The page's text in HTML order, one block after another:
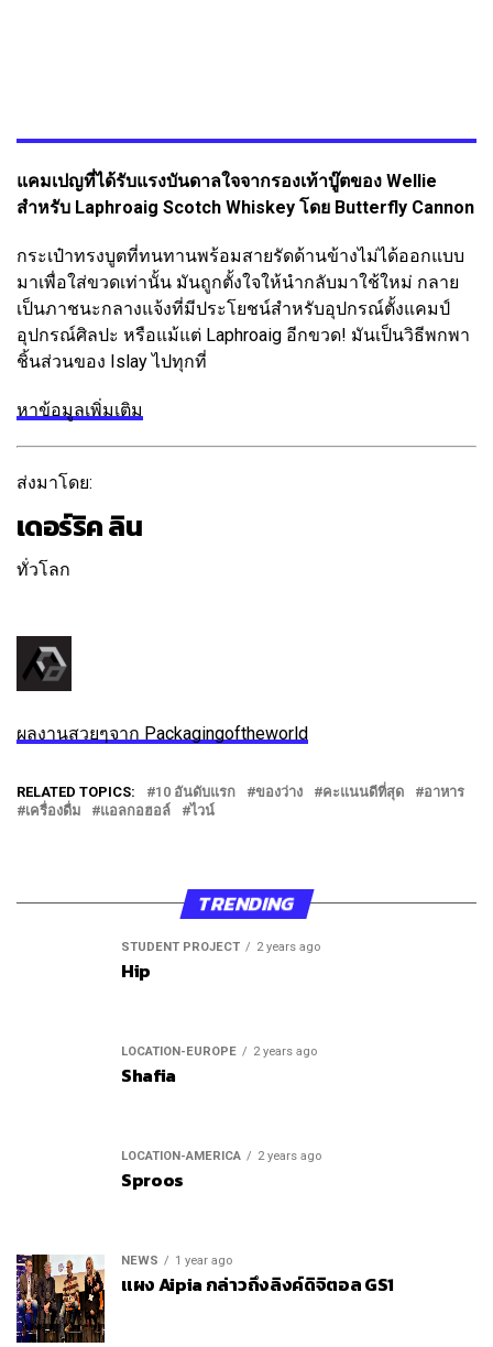
แคมเปญที่ได้รับแรงบันดาลใจจากรองเท้าบู๊ตของ Wellie
สำหรับ Laphroaig Scotch Whiskey โดย Butterfly Cannon
กระเป๋าทรงบูตที่ทนทานพร้อมสายรัดด้านข้างไม่ได้ออกแบบ
มาเพื่อใส่ขวดเท่านั้น มันถูกตั้งใจให้นำกลับมาใช้ใหม่ กลาย
เป็นภาชนะกลางแจ้งที่มีประโยชน์สำหรับอุปกรณ์ตั้งแคมป์
อุปกรณ์ศิลปะ หรือแม้แต่ Laphroaig อีกขวด! มันเป็นวิธีพกพา
ชิ้นส่วนของ Islay ไปทุกที่
หาข้อมูลเพิ่มเติม
ส่งมาโดย:
เดอร์ริค ลิน
ทั่วโลก
ผลงานสวยๆจาก Packagingoftheworld
RELATED TOPICS: 10 อันดับแรก ของว่าง คะแนนดีที่สุด
อาหาร
เครื่องดื่ม
แอลกอฮอล์ ไวน์
TRENDING
STUDENT PROJECT 2 years ago
Hip
LOCATION-EUROPE 2 years ago
Shafia
LOCATION-AMERICA 2 years ago
Sproos
NEWS 1 year ago
แผง Aipia กล่าวถึงลิงค์ดิจิตอล GS1